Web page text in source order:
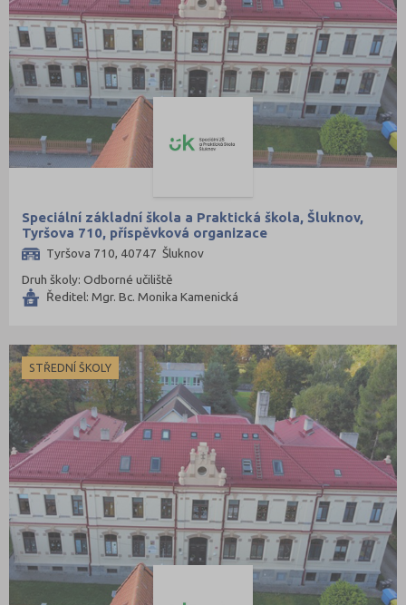
Speciální základní škola a Praktická škola, Šluknov,
Tyršova 710, příspěvková organizace
Tyršova 710, 40747 Šluknov
Druh školy: Odborné učiliště
Ředitel: Mgr. Bc. Monika Kamenická
STŘEDNÍ ŠKOLY